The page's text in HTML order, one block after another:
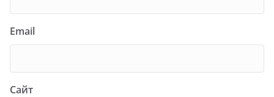
Email
Сайт